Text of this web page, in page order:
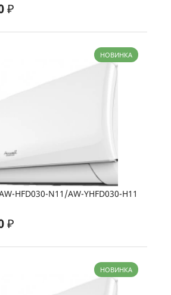
₽
НОВИНКА
HFD030-N11/AW-YHFD030-H11
₽
НОВИНКА